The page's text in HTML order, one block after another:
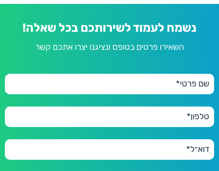
נשמח לעמוד לשירותכם בכל שאלה!
השאירו פרטים בטופס ונציגנו יצרו אתכם קשר